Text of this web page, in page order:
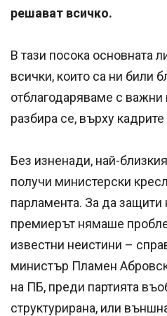
решават всичко.
В тази посока основната
всички, които са ни били
отблагодаряваме с важни
разбира се, върху
Без изненади, най-
получи министерски
парламента. За да защити
премиерът нямаше
известни неистини –
министър Пламен
на ПБ, преди партията
структурирана, или